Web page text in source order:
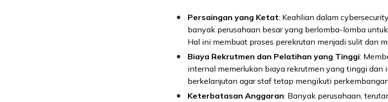
Persaingan yang Ketat: Keahlian dalam
banyak perusahaan besar yang berlomba-lomba
Hal ini membuat proses perekrutan menjadi sulit dan
Biaya Rekrutmen dan Pelatihan yang Tinggi:
internal memerlukan biaya rekrutmen yang tinggi dan
berkelanjutan agar staf tetap mengikuti
Keterbatasan Anggaran: Banyak perusahaan,